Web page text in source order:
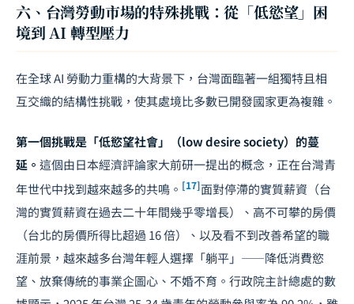
六、台灣勞動市場的特殊挑戰：從「低慾望」困
境到 AI 轉型壓力
在全球 AI 勞動力重構的大背景下，台灣面臨著一組獨特且相
互交織的結構性挑戰，使其處境比多數已開發國家更為複雜。
第一個挑戰是「低慾望社會」（low desire society）的蔓
延。 這個由日本經濟評論家大前研一提出的概念，正在台灣青
年世代中找到越來越多的共鳴。 [17]面對停滯的實質薪資（台
灣的實質薪資在過去二十年間幾乎零增長）、高不可攀的房價
（台北的房價所得比超過 16 倍）、以及看不到改善希望的職
涯前景，越來越多台灣年輕人選擇「躺平」——降低消費慾
望、放棄傳統的事業企圖心、不婚不育。行政院主計總處的數